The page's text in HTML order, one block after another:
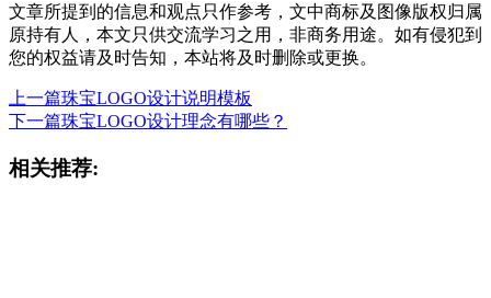
文章所提到的信息和观点只作参考，文中商标及图像版权归属
原持有人，本文只供交流学习之用，非商务用途。如有侵犯到
您的权益请及时告知，本站将及时删除或更换。
上一篇珠宝LOGO设计说明模板
下一篇珠宝LOGO设计理念有哪些？
相关推荐: